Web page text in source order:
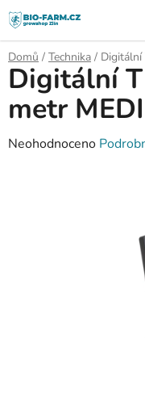
Přejít
na
obsah
Domů / Technika /
Digitální
metr
Průměrné
Neohodnoceno